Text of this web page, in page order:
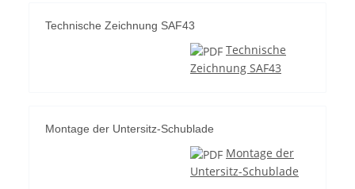
Technische Zeichnung SAF43
Technische
Zeichnung SAF43
Montage der Untersitz-Schublade
Montage der
Untersitz-Schublade